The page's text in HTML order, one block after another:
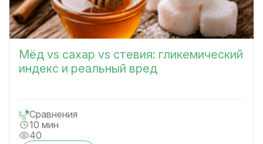
Мёд vs сахар vs стевия: гликемический
индекс и реальный вред
Сравнения
10 мин
40